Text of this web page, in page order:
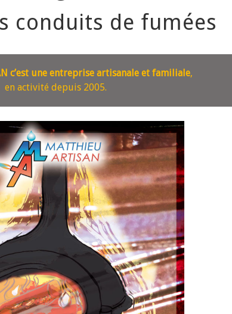
conduits de fumées
c’est une entreprise artisanale et familiale,
en activité depuis 2005.